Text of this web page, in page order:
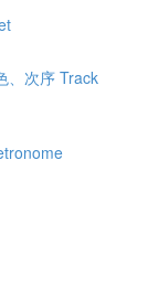
、次序 Track